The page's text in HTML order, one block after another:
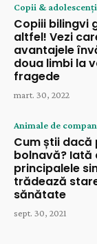
Copii & adolescenți
Copiii bilingvi
altfel! Vezi
avantajele
doua limbi la
fragede
mart. 30, 2022
Animale de
Cum știi dacă
bolnavă? Iată
principalele
trădează
sănătate
sept. 30, 2021